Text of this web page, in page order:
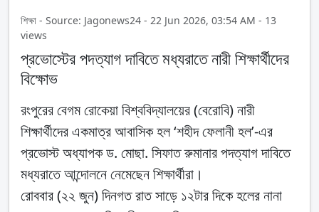
শিক্ষা - Source: Jagonews24 - 22 Jun 2026, 03:54 AM - 13
views
প্রভোস্টের পদত্যাগ দাবিতে মধ্যরাতে নারী শিক্ষার্থীদের
বিক্ষোভ
রংপুরের বেগম রোকেয়া বিশ্ববিদ্যালয়ের (বেরোবি) নারী
শিক্ষার্থীদের একমাত্র আবাসিক হল ‘শহীদ ফেলানী হল’-এর
প্রভোস্ট অধ্যাপক ড. মোছা. সিফাত রুমানার পদত্যাগ দাবিতে
মধ্যরাতে আন্দোলনে নেমেছেন শিক্ষার্থীরা।
রোববার (২২ জুন) দিনগত রাত সাড়ে ১২টার দিকে হলের নানা